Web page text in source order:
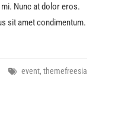
Nunc at dolor eros.
sit amet condimentum.
event, themefreesia